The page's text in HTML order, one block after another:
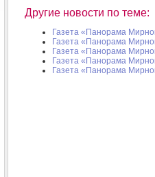
Другие новости по теме:
Газета «Панорама
Газета «Панорама
Газета «Панорама
Газета «Панорама
Газета «Панорама